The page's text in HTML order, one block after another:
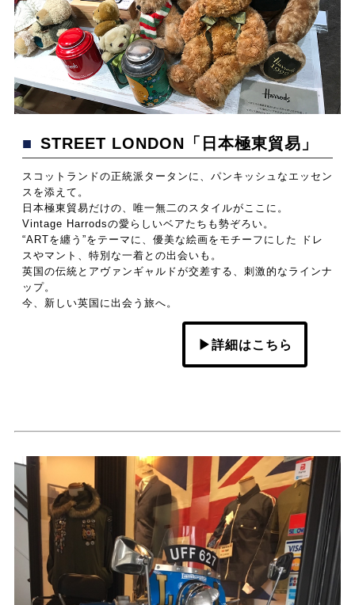
■STREET LONDON「日本極東貿易」
スコットランドの正統派タータンに、パンキッシュなエッセン
スを添えて。
日本極東貿易だけの、唯一無二のスタイルがここに。
Vintage Harrodsの愛らしいベアたちも勢ぞろい。
“ARTを纏う”をテーマに、優美な絵画をモチーフにした ドレ
スやマント、特別な一着との出会いも。
英国の伝統とアヴァンギャルドが交差する、刺激的なラインナ
ップ。
今、新しい英国に出会う旅へ。
▶詳細はこちら